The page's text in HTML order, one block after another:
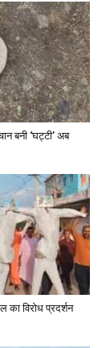
बनी ‘घट्टी’ अब
का विरोध प्रदर्शन